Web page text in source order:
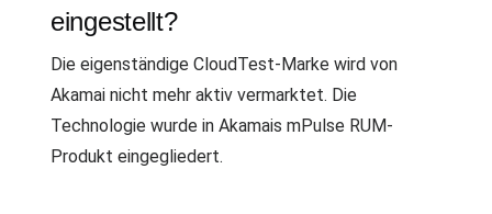
eingestellt?
Die eigenständige CloudTest-Marke wird von
Akamai nicht mehr aktiv vermarktet. Die
Technologie wurde in Akamais mPulse RUM-
Produkt eingegliedert.